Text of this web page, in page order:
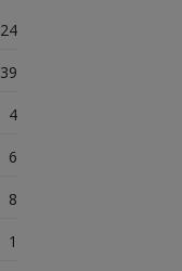
24
39
4
6
8
1